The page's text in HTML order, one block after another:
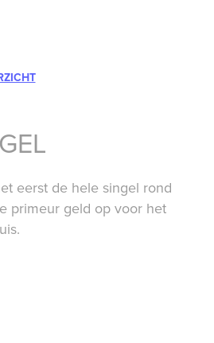
eerst de hele singel rond
primeur geld op voor het